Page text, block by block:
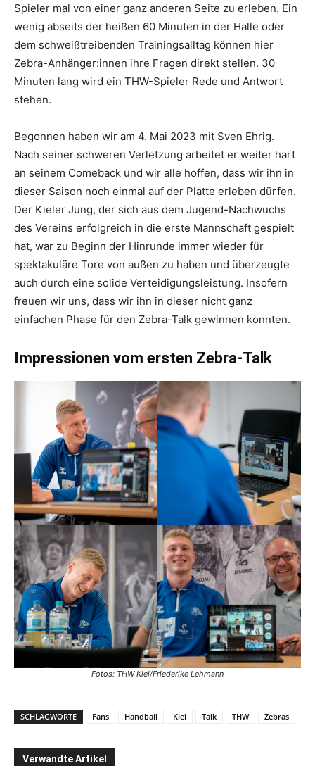
Spieler mal von einer ganz anderen Seite zu erleben. Ein
wenig abseits der heißen 60 Minuten in der Halle oder
dem schweißtreibenden Trainingsalltag können hier
Zebra-Anhänger:innen ihre Fragen direkt stellen. 30
Minuten lang wird ein THW-Spieler Rede und Antwort
stehen.
Begonnen haben wir am 4. Mai 2023 mit Sven Ehrig.
Nach seiner schweren Verletzung arbeitet er weiter hart
an seinem Comeback und wir alle hoffen, dass wir ihn in
dieser Saison noch einmal auf der Platte erleben dürfen.
Der Kieler Jung, der sich aus dem Jugend-Nachwuchs
des Vereins erfolgreich in die erste Mannschaft gespielt
hat, war zu Beginn der Hinrunde immer wieder für
spektakuläre Tore von außen zu haben und überzeugte
auch durch eine solide Verteidigungsleistung. Insofern
freuen wir uns, dass wir ihn in dieser nicht ganz
einfachen Phase für den Zebra-Talk gewinnen konnten.
Impressionen vom ersten Zebra-Talk
Fotos: THW Kiel/Friederike Lehmann
SCHLAGWORTE Fans Handball Kiel Talk THW Zebras
Verwandte Artikel